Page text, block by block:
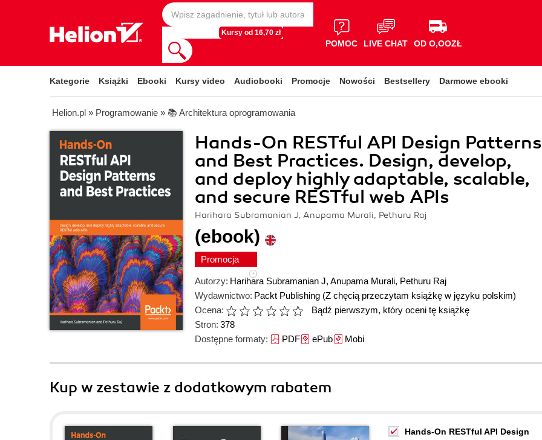
Kursy od 16,70 zł
POMOC LIVE CHAT OD O,OOZŁ
Kategorie Książki Ebooki Kursy video Audiobooki Promocje Nowości Bestsellery Darmowe ebooki
Helion.pl » Programowanie » 📚 Architektura oprogramowania
Hands-On RESTful API Design Patterns
and Best Practices. Design, develop,
and deploy highly adaptable, scalable,
and secure RESTful web APIs
Harihara Subramanian J, Anupama Murali, Pethuru Raj
(ebook)
Promocja
Autorzy: Harihara Subramanian J, Anupama Murali, Pethuru Raj
Wydawnictwo: Packt Publishing (Z chęcią przeczytam książkę w języku polskim)
Ocena:
Bądź pierwszym, który oceni tę książkę
Stron: 378
Dostępne formaty: PDFePubMobi
Kup w zestawie z dodatkowym rabatem
Hands-On RESTful API Design